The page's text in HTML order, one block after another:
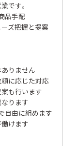
です。
品手配
ズ把握と提案
りません
に応じた対応
も行います
ります
自由に組めます
けます